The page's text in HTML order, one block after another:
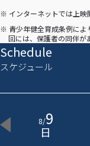
※ インターネットでは上映
※ 青少年健全育成条例によ
回には、保護者の同伴が
Schedule
スケジュール
8/9
日